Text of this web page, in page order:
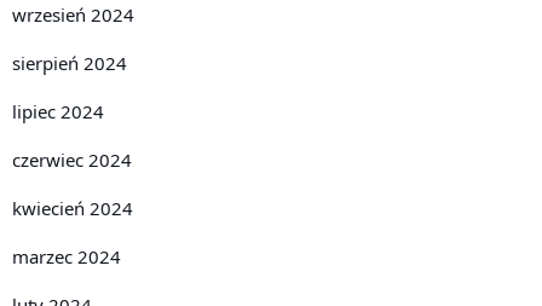
wrzesień 2024
sierpień 2024
lipiec 2024
czerwiec 2024
kwiecień 2024
marzec 2024